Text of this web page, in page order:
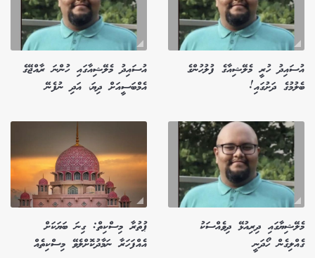
އުސައިދު ހުރީ މެލޭޝިއާގެ ފުލުހުންގެ
ބެލުމުގެ ދަށުގައި!
އުސައިދު މެލޭޝިއާގައި ހުންނަ ރާއްޖޭގެ
އެމްބަސީއަށް ދިޔަ، އަދި ނުފެނޭ
މެލޭޝިޔާގައި ދިރިއުޅޭ ދިވެއްސަކު
ގެއްލިގެން ހޯދަނީ
ޕުތުރާ މިސްކިތް: ގިނަ ބަޔަކަށް
އެއްފަހަރާ ނަމާދުކޮށްލެވޭ މިސްކިތެއް